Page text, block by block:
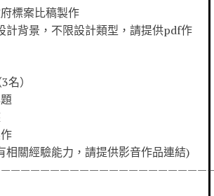
標案比稿製作
計背景，不限設計類型，請提供pdf作
）
相關經驗能力，請提供影音作品連結)